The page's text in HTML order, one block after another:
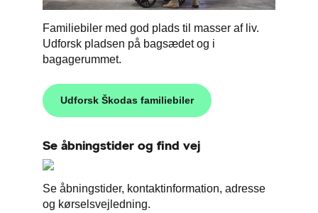
Familiebiler med god plads til masser af liv.
Udforsk pladsen på bagsædet og i
bagagerummet.
Udforsk Škodas familiebiler
Se åbningstider og find vej
Se åbningstider, kontaktinformation, adresse
og kørselsvejledning.